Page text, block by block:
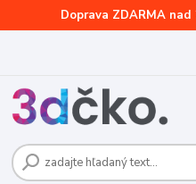
Doprava ZDARMA